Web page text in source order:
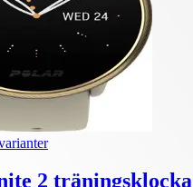
2 träningsklocka